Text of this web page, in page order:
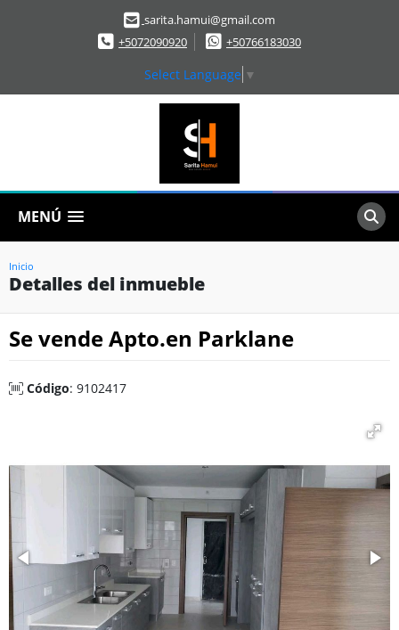
sarita.hamui@gmail.com
+5072090920
+50766183030
Select Language ▼
MENÚ
Inicio
Detalles del inmueble
Se vende Apto.en Parklane
Código: 9102417